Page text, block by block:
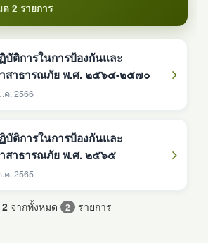
2 รายการ
บัติการในการป้องกันและ
าสาธารณภัย พ.ศ. ๒๕๖๔-๒๕๗๐
ค. 2566
บัติการในการป้องกันและ
าสาธารณภัย พ.ศ. ๒๕๖๕
ค. 2565
2 จากทั้งหมด 2 รายการ